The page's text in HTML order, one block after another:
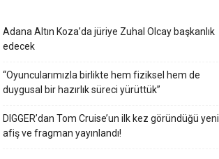
Adana Altın Koza’da jüriye Zuhal Olcay başkanlık
edecek
“Oyuncularımızla birlikte hem fiziksel hem de
duygusal bir hazırlık süreci yürüttük”
DIGGER’dan Tom Cruise’un ilk kez göründüğü yeni
afiş ve fragman yayınlandı!